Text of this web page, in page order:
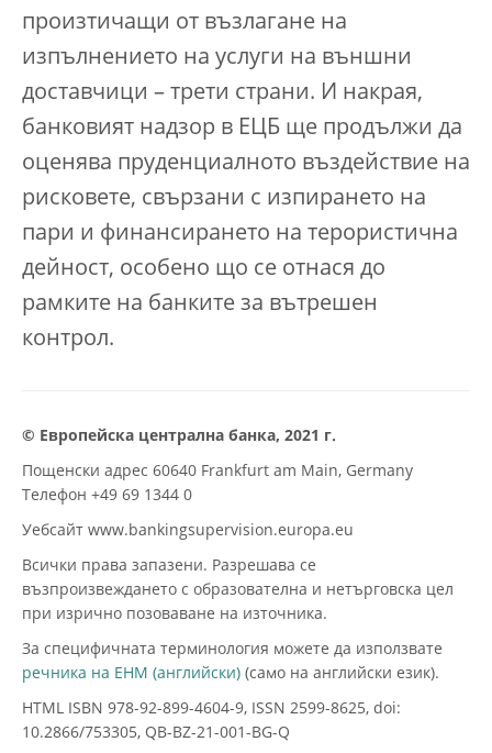
произтичащи от възлагане на
изпълнението на услуги на външни
доставчици – трети страни. И накрая,
банковият надзор в ЕЦБ ще продължи да
оценява пруденциалното въздействие на
рисковете, свързани с изпирането на
пари и финансирането на терористична
дейност, особено що се отнася до
рамките на банките за вътрешен
контрол.
© Европейска централна банка, 2021 г.
Пощенски адрес 60640 Frankfurt am Main, Germany
Телефон +49 69 1344 0
Уебсайт www.bankingsupervision.europa.eu
Всички права запазени. Разрешава се
възпроизвеждането с образователна и нетърговска цел
при изрично позоваване на източника.
За специфичната терминология можете да използвате
речника на ЕНМ
(само на английски език).
HTML ISBN 978-92-899-4604-9, ISSN 2599-8625, doi:
10.2866/753305, QB-BZ-21-001-BG-Q